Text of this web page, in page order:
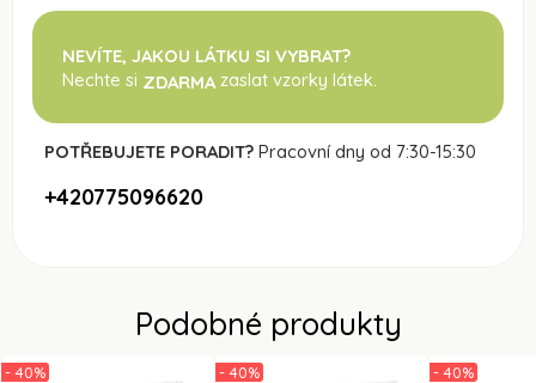
NEVÍTE, JAKOU LÁTKU SI VYBRAT?
Nechte si ZDARMA zaslat vzorky látek.
POTŘEBUJETE PORADIT? Pracovní dny od 7:30-15:30
+420775096620
Podobné produkty
- 40% - 40% - 40%